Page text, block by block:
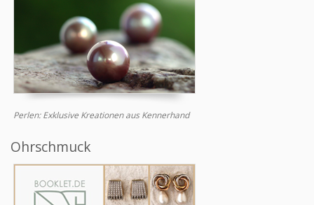
Perlen: Exklusive Kreationen aus Kennerhand
Ohrschmuck